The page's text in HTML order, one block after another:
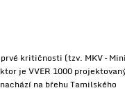
kritičnosti (tzv. MKV –
je VVER 1000
na břehu Tamilského